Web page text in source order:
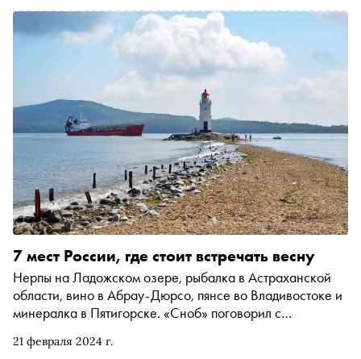
21 февраля 2024 г.
7 мест России, где стоит встречать весну
Нерпы на Ладожском озере, рыбалка в Астраханской
области, вино в Абрау-Дюрсо, пянсе во Владивостоке и
минералка в Пятигорске. «Сноб» поговорил с
лучше встречать весну